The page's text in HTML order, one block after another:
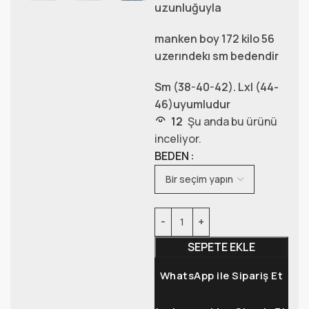
uzunluğuyla
manken boy 172 kilo 56
uzerındekı sm bedendir
Sm (38-40-42). Lxl (44-
46)uyumludur
12 Şu anda bu ürünü
inceliyor.
BEDEN
SEPETE EKLE
WhatsApp ile Sipariş Et